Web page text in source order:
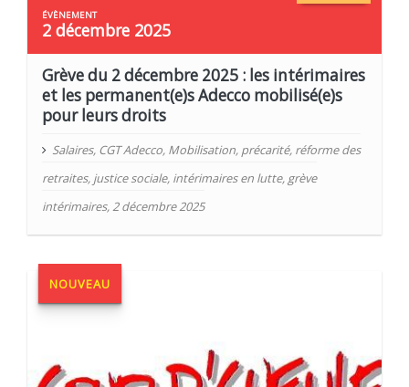
2 décembre 2025
Grève du 2 décembre 2025 : les intérimaires
et les permanent(e)s Adecco mobilisé(e)s
pour leurs droits
Salaires, CGT Adecco, Mobilisation, précarité, réforme des
retraites, justice sociale, intérimaires en lutte, grève
intérimaires,2 décembre 2025
NOUVEAU